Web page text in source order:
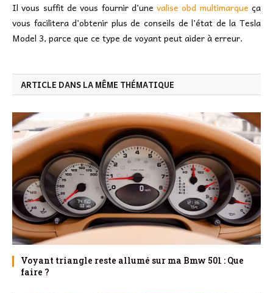
Il vous suffit de vous fournir d’unevalise obd multimarque ça
vous facilitera d’obtenir plus de conseils de l’état de la Tesla
Model 3, parce que ce type de voyant peut aider à erreur.
ARTICLE DANS LA MÊME THÉMATIQUE
Voyant triangle reste allumé sur ma Bmw 501 : Que
faire ?